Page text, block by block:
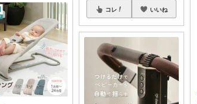
コレ いいね